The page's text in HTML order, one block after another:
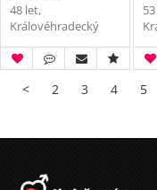
48 let,
Královéhradecký
< 2 3 4 5